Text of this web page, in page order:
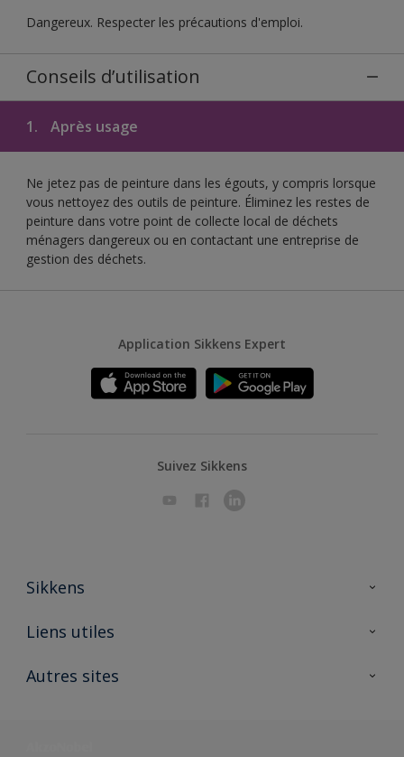
Dangereux. Respecter les précautions d'emploi.
Conseils d’utilisation
1. Après usage
Ne jetez pas de peinture dans les égouts, y compris lorsque
vous nettoyez des outils de peinture. Éliminez les restes de
peinture dans votre point de collecte local de déchets
ménagers dangereux ou en contactant une entreprise de
gestion des déchets.
Application Sikkens Expert
Suivez Sikkens
Sikkens
A propos de Sikkens
Liens utiles
Ouvrir un magasin PASS
Autres sites